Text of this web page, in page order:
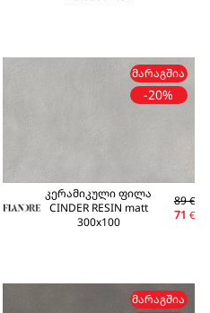
ᲛᲐᲠᲐᲒᲨᲘᲐ
-20%
კერამიკული ფილა
CINDER RESIN matt
300x100
89€
71 €
ᲛᲐᲠᲐᲒᲨᲘᲐ